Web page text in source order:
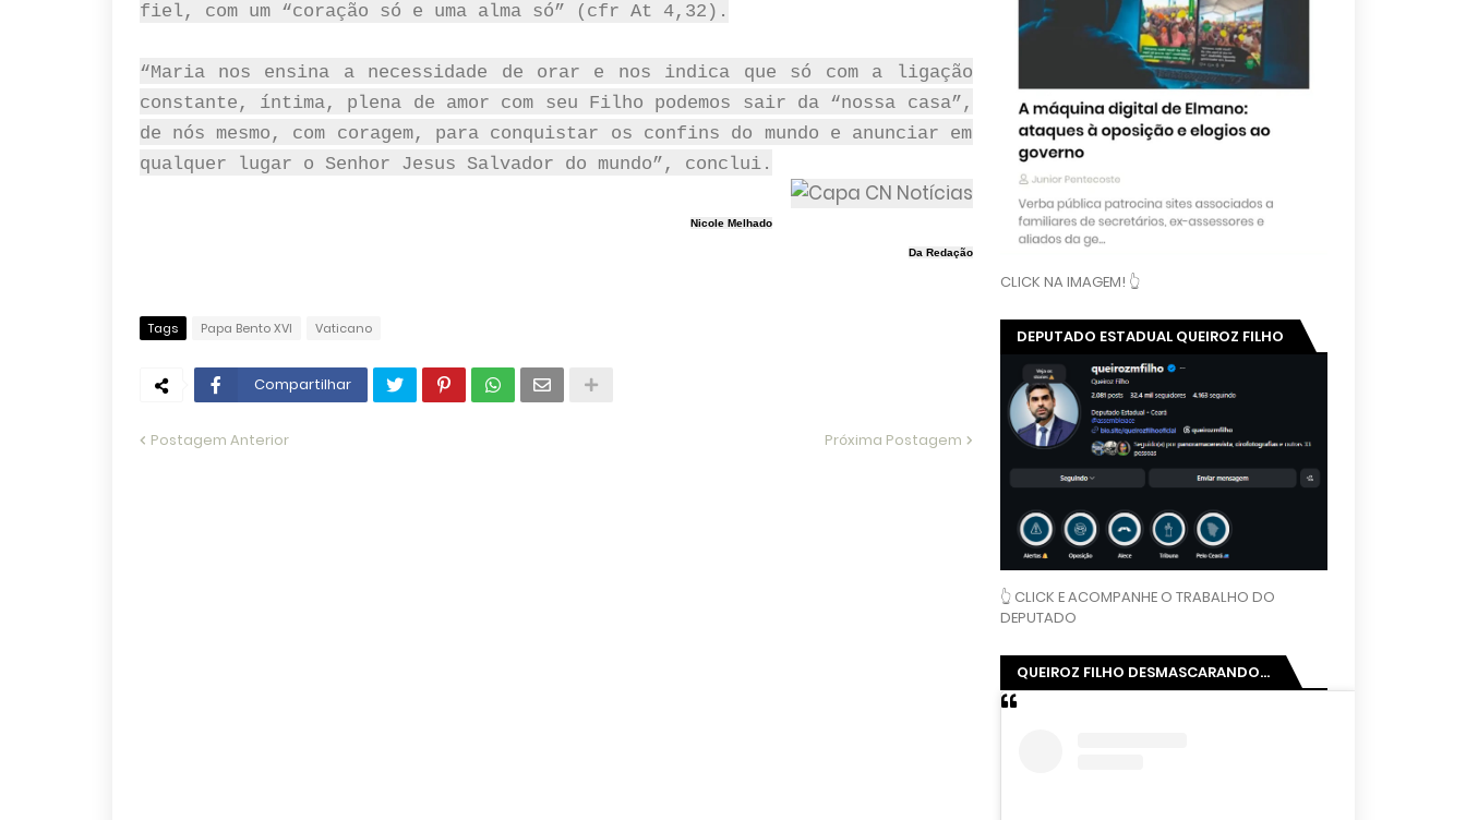
fiel, com um “coração só e uma alma só” (cfr At 4,32).
“Maria nos ensina a necessidade de orar e nos indica que só com a ligação
constante, íntima, plena de amor com seu Filho podemos sair da “nossa casa”,
de nós mesmo, com coragem, para conquistar os confins do mundo e anunciar em
qualquer lugar o Senhor Jesus Salvador do mundo”, conclui.
Nicole Melhado
Da Redação
Tags Papa Bento XVI Vaticano
Compartilhar
Postagem Anterior Próxima Postagem
CLICK NA IMAGEM! 👆
DEPUTADO ESTADUAL QUEIROZ FILHO
👆 CLICK E ACOMPANHE O TRABALHO DO
DEPUTADO
QUEIROZ FILHO DESMASCARANDO...